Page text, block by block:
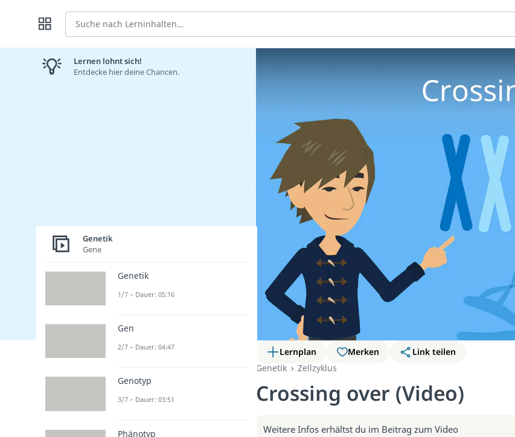
Suche
Lernplan Merken
Link teilen
Genetik
Zellzyklus
Crossing over (Video)
Weitere Infos erhältst du im Beitrag zum Video
Lernen lohnt sich!
Entdecke hier deine Chancen.
Genetik
Gene
Genetik
1/7 – Dauer: 05:16
Gen
2/7 – Dauer: 04:47
Genotyp
3/7 – Dauer: 03:51
Phänotyp